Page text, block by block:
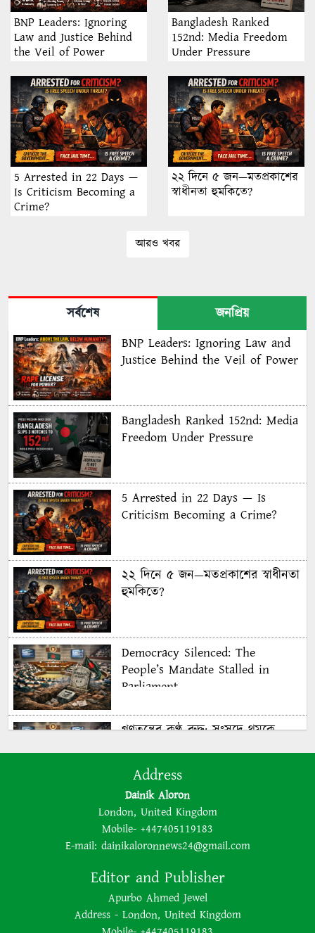
BNP Leaders: Ignoring
Law and Justice Behind
the Veil of Power
Bangladesh Ranked
152nd: Media Freedom
Under Pressure
5 Arrested in 22 Days —
Is Criticism Becoming a
Crime?
২২ দিনে ৫ জন—মতপ্রকাশের
স্বাধীনতা হুমকিতে?
আরও খবর
সর্বশেষ
জনপ্রিয়
BNP Leaders: Ignoring Law and
Justice Behind the Veil of Power
Bangladesh Ranked 152nd: Media
Freedom Under Pressure
5 Arrested in 22 Days — Is
Criticism Becoming a Crime?
২২ দিনে ৫ জন—মতপ্রকাশের স্বাধীনতা
হুমকিতে?
Democracy Silenced: The
People’s Mandate Stalled in
Parliament
গণতন্ত্রের কণ্ঠ রুদ্ধ: সংসদে থমকে
The BNP is disregarding
democracy out of a lust for
power
ক্ষমতার লোভে গণতন্ত্রকে উপেক্ষা
করছে বিএনপি
Address
Dainik Aloron
London, United Kingdom
Mobile- +447405119183
E-mail: dainikaloronnews24@gmail.com
Editor and Publisher
Apurbo Ahmed Jewel
Address - London, United Kingdom